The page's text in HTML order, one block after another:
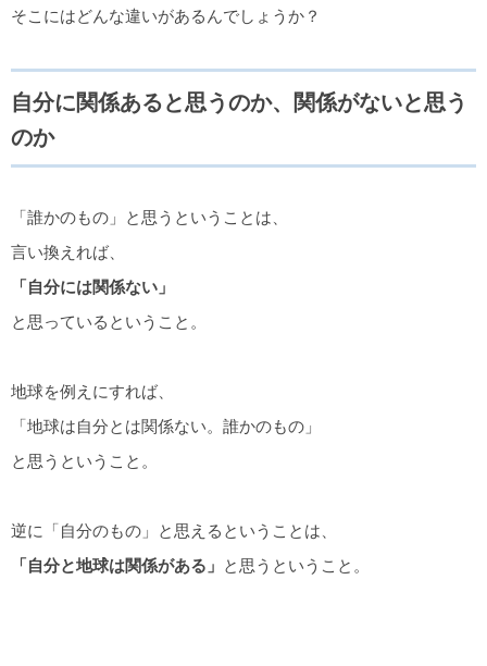
そこにはどんな違いがあるんでしょうか？
自分に関係あると思うのか、関係がないと思う
のか
「誰かのもの」と思うということは、
言い換えれば、
「自分には関係ない」
と思っているということ。
地球を例えにすれば、
「地球は自分とは関係ない。誰かのもの」
と思うということ。
逆に「自分のもの」と思えるということは、
「自分と地球は関係がある」 と思うということ。